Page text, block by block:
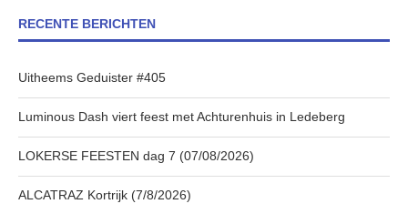
RECENTE BERICHTEN
Uitheems Geduister #405
Luminous Dash viert feest met Achturenhuis in Ledeberg
LOKERSE FEESTEN dag 7 (07/08/2026)
ALCATRAZ Kortrijk (7/8/2026)